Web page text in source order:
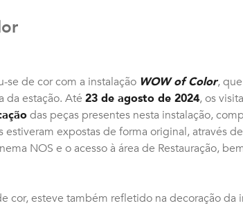
se de cor com a instalação WOW of Color,
da estação. Até 23 de agosto de 2024, os
das peças presentes nesta instalação,
estiveram expostas de forma original, através de
NOS e o acesso à área de Restauração,
cor, esteve também refletido na decoração da